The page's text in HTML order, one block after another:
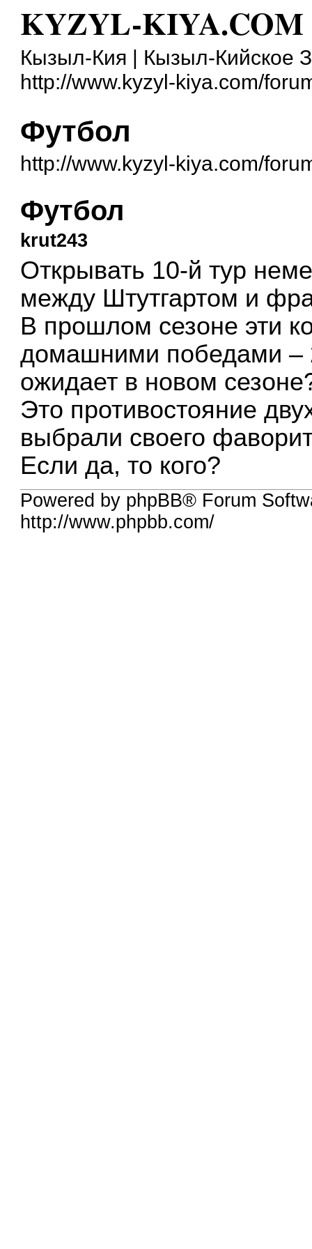
KYZYL-KIYA.COM
Кызыл-Кия | Кызыл-Кийское
http://www.kyzyl-kiya.com/
Футбол
http://www.kyzyl-kiya.com/
Футбол
krut243
Открывать 10-й тур
между Штутгартом и
В прошлом сезоне эти
домашними победами –
ожидает в новом
Это противостояние
выбрали своего
Если да, то кого?
Powered by phpBB® Forum
http://www.phpbb.com/